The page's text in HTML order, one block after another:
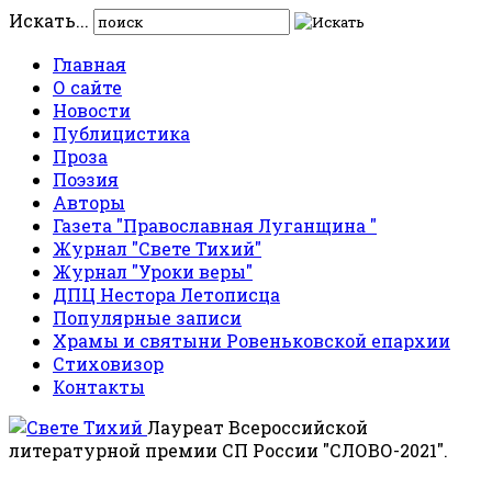
Искать...
Главная
О сайте
Новости
Публицистика
Проза
Поэзия
Авторы
Газета "Православная Луганщина "
Журнал "Свете Тихий"
Журнал "Уроки веры"
ДПЦ Нестора Летописца
Популярные записи
Храмы и святыни Ровеньковской епархии
Стиховизор
Контакты
Лауреат Всероссийской
литературной премии СП России "СЛОВО-2021".